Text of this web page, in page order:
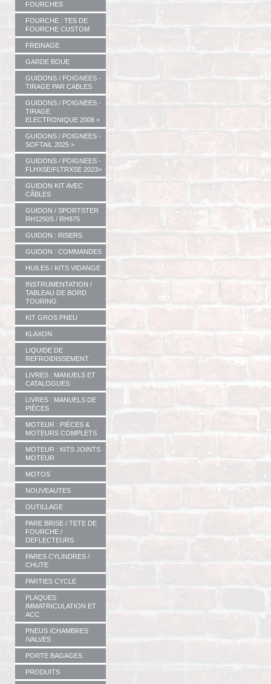
FOURCHES
FOURCHE : TES DE
FOURCHE CUSTOM
FREINAGE
GARDE BOUE
GUIDONS / POIGNEES -
TIRAGE PAR CABLES
GUIDONS / POIGNEES -
TIRAGE
ELECTRONIQUE 2008 >
GUIDONS / POIGNEES -
SOFTAIL 2025 >
GUIDONS / POIGNEES -
FLHXSE/FLTRXSE 2023>
GUIDON KIT AVEC
CÂBLES
GUIDON / SPORTSTER
RH1250S / RH975
GUIDON : RISERS
GUIDON : COMMANDES
HUILES / KITS VIDANGE
INSTRUMENTATION /
TABLEAU DE BORD
TOURING
KIT GROS PNEU
KLAXON
LIQUIDE DE
REFROIDISSEMENT
LIVRES : MANUELS ET
CATALOGUES
LIVRES : MANUELS DE
PIÈCES
MOTEUR : PIÈCES &
MOTEURS COMPLETS
MOTEUR : KITS JOINTS
MOTEUR
MOTOS
NOUVEAUTES
OUTILLAGE
PARE BRISE / TETE DE
FOURCHE /
DEFLECTEURS
PARES CYLINDRES /
CHUTE
PARTIES CYCLE
PLAQUES
IMMATRICULATION ET
ACC
PNEUS /CHAMBRES
/VALVES
PORTE BAGAGES
PRODUITS